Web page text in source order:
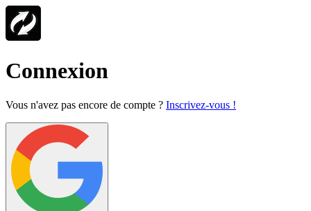
Connexion
Vous n'avez pas encore de compte ? Inscrivez-vous !